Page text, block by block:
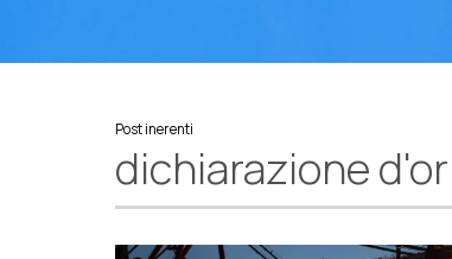
Post inerenti
dichiarazione